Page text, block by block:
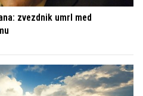
zvezdnik umrl med